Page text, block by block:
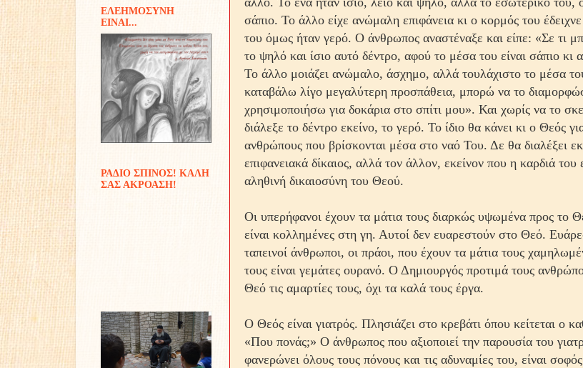
σάπιο. Το άλλο είχε ανώμαλη επιφάνεια κι ο κορμός του
του όμως ήταν γερό. Ο άνθρωπος αναστέναξε και είπε: «Σε τι
το ψηλό και ίσιο αυτό δέντρο, αφού το μέσα του είναι σάπιο κι
Το άλλο μοιάζει ανώμαλο, άσχημο, αλλά τουλάχιστο το μέσα
καταβάλω λίγο μεγαλύτερη προσπάθεια, μπορώ να το
χρησιμοποιήσω για δοκάρια στο σπίτι μου». Και χωρίς να το
διάλεξε το δέντρο εκείνο, το γερό. Το ίδιο θα κάνει κι ο Θεός
ανθρώπους που βρίσκονται μέσα στο ναό Του. Δε θα διαλέξει
επιφανειακά δίκαιος, αλλά τον άλλον, εκείνον που η καρδιά του
αληθινή δικαιοσύνη του Θεού.
Οι υπερήφανοι έχουν τα μάτια τους διαρκώς υψωμένα προς το
είναι κολλημένες στη γη. Αυτοί δεν ευαρεστούν στο Θεό.
ταπεινοί άνθρωποι, οι πράοι, που έχουν τα μάτια τους
τους είναι γεμάτες ουρανό. Ο Δημιουργός προτιμά τους
Θεό τις αμαρτίες τους, όχι τα καλά τους έργα.
Ο Θεός είναι γιατρός. Πλησιάζει στο κρεβάτι όπου κείτεται ο
«Που πονάς;» Ο άνθρωπος που αξιοποιεί την παρουσία του
φανερώνει όλους τους πόνους και τις αδυναμίες του, είναι
Διακονίες
Δημοτικό Δουραχάνης
Παιδικές αναμνήσεις
EΛΕΗΜΟΣΥΝΗ
ΕIΝΑΙ...
ΡΑΔΙΟ ΣΠΙΝΟΣ! ΚΑΛΗ
ΣΑΣ ΑΚΡΟΑΣΗ!